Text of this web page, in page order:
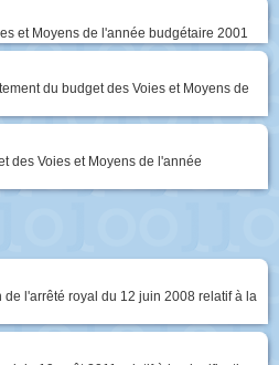
et Moyens de l'année budgétaire 2001
du budget des Voies et Moyens de
des Voies et Moyens de l'année
l'arrêté royal du 12 juin 2008 relatif à la